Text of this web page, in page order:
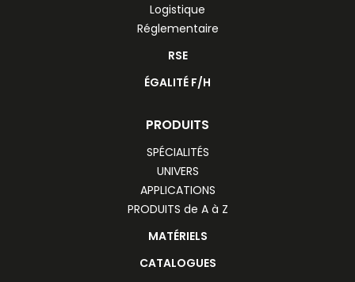
Logistique
Réglementaire
RSE
ÉGALITÉ F/H
PRODUITS
SPÉCIALITÉS
UNIVERS
APPLICATIONS
PRODUITS de A à Z
MATÉRIELS
CATALOGUES